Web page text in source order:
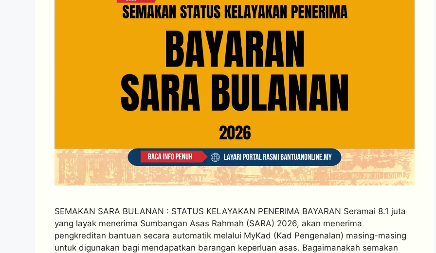
SEMAKAN SARA BULANAN : STATUS KELAYAKAN PENERIMA BAYARAN Seramai 8.1 juta
yang layak menerima Sumbangan Asas Rahmah (SARA) 2026, akan menerima
pengkreditan bantuan secara automatik melalui MyKad (Kad Pengenalan) masing-masing
untuk digunakan bagi mendapatkan barangan keperluan asas. Bagaimanakah semakan